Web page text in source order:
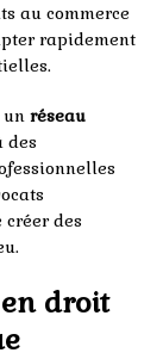
au commerce
rapidement
un réseau
des
des
droit